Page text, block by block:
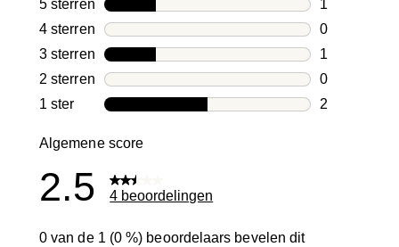
5 sterren sterren
1
1
4 sterren sterren
0
0
3 sterren sterren
1
1
2 sterren sterren
0
0
1 ster sterren
2
Algemene score
2.5 4 beoordelingen
0 van de 1 (0 %) beoordelaars bevelen dit